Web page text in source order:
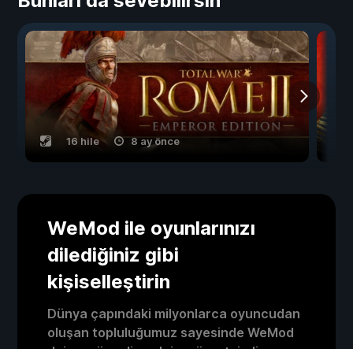
16 hile 8 ay önce
WeMod ile oyunlarınızı
dilediğiniz gibi
kişiselleştirin
Dünya çapındaki milyonlarca oyuncudan
oluşan topluluğumuz sayesinde WeMod